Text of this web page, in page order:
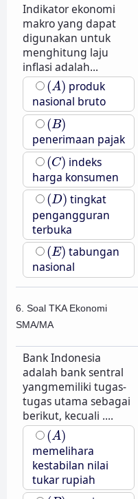
Indikator ekonomi
makro yang dapat
digunakan untuk
menghitung laju
inflasi adalah...
(A)
(A) produk
nasional bruto
(B)
(B)
penerimaan pajak
(C)
(C) indeks
harga konsumen
(D)
(D) tingkat
pengangguran
terbuka
(E)
(E) tabungan
nasional
6. Soal TKA Ekonomi
SMA/MA
Bank Indonesia
adalah bank sentral
yangmemiliki tugas-
tugas utama sebagai
berikut, kecuali ....
(A)
(A)
memelihara
kestabilan nilai
tukar rupiah